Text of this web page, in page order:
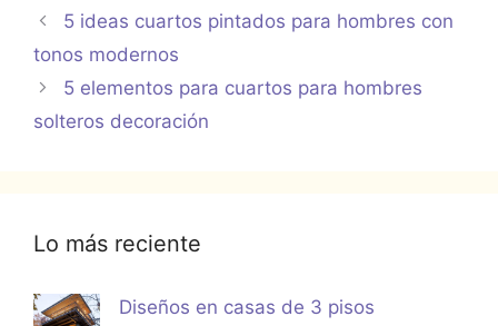
5 ideas cuartos pintados para hombres con
tonos modernos
5 elementos para cuartos para hombres
solteros decoración
Lo más reciente
Diseños en casas de 3 pisos